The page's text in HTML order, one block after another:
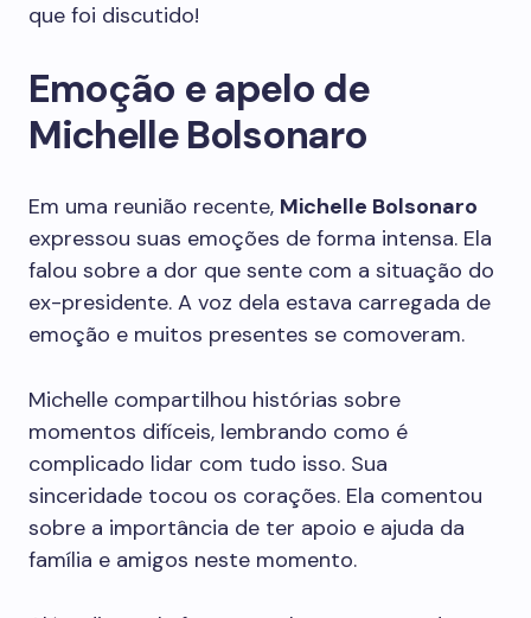
que foi discutido!
Emoção e apelo de
Michelle Bolsonaro
Em uma reunião recente, Michelle Bolsonaro
expressou suas emoções de forma intensa. Ela
falou sobre a dor que sente com a situação do
ex-presidente. A voz dela estava carregada de
emoção e muitos presentes se comoveram.
Michelle compartilhou histórias sobre
momentos difíceis, lembrando como é
complicado lidar com tudo isso. Sua
sinceridade tocou os corações. Ela comentou
sobre a importância de ter apoio e ajuda da
família e amigos neste momento.